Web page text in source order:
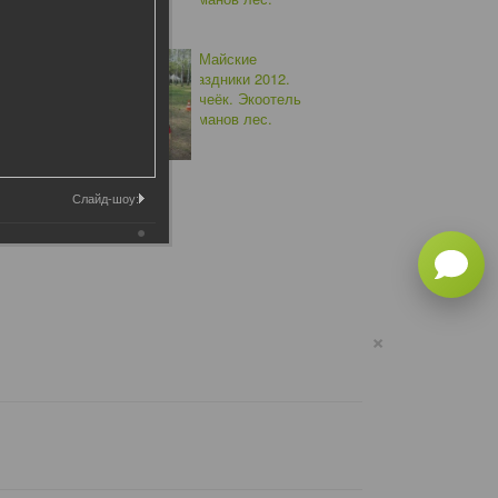
×
Слайд-шоу: